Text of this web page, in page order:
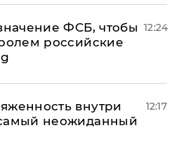
ФСБ, чтобы
российские
12:24
внутри
неожиданный
12:17